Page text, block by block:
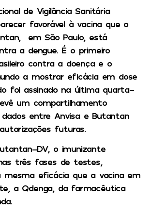
de Vigilância Sanitária
favorável à vacina que o
em São Paulo, está
a dengue. É o primeiro
contra a doença e o
a mostrar eficácia em dose
foi assinado na última quarta-
um compartilhamento
entre Anvisa e Butantan
futuras.
DV, o imunizante
três fases de testes,
mesma eficácia que a vacina em
a Qdenga, da farmacêutica